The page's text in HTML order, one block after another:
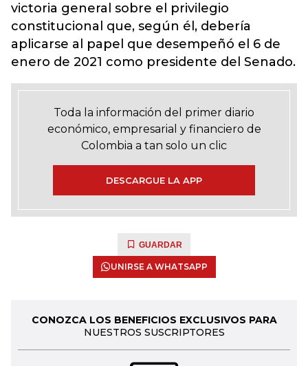
victoria general sobre el privilegio
constitucional que, según él, debería
aplicarse al papel que desempeñó el 6 de
enero de 2021 como presidente del Senado.
Toda la información del primer diario
económico, empresarial y financiero de
Colombia a tan solo un clic
DESCARGUE LA APP
GUARDAR
UNIRSE A WHATSAPP
CONOZCA LOS BENEFICIOS EXCLUSIVOS PARA
NUESTROS SUSCRIPTORES